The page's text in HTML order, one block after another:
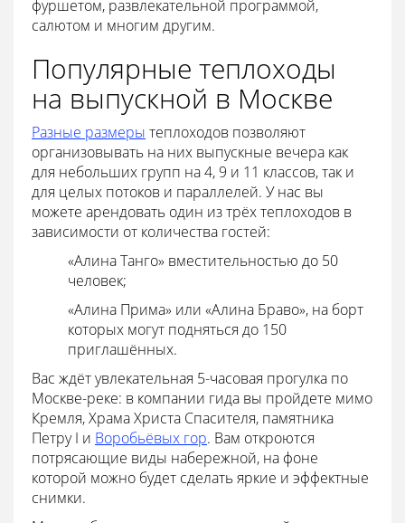
фуршетом, развлекательной программой,
салютом и многим другим.
Популярные теплоходы
на выпускной в Москве
Разные размеры теплоходов позволяют
организовывать на них выпускные вечера как
для небольших групп на 4, 9 и 11 классов, так и
для целых потоков и параллелей. У нас вы
можете арендовать один из трёх теплоходов в
зависимости от количества гостей:
«Алина Танго» вместительностью до 50
человек;
«Алина Прима» или «Алина Браво», на борт
которых могут подняться до 150
приглашённых.
Вас ждёт увлекательная 5-часовая прогулка по
Москве-реке: в компании гида вы пройдете мимо
Кремля, Храма Христа Спасителя, памятника
Петру I и Воробьёвых гор. Вам откроются
потрясающие виды набережной, на фоне
которой можно будет сделать яркие и эффектные
снимки.